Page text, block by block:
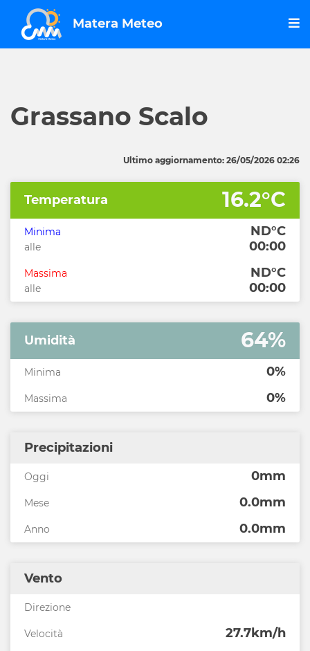
Matera Meteo
Grassano Scalo
Ultimo aggiornamento: 26/05/2026 02:26
Temperatura 16.2°C
Minima ND°C
alle 00:00
Massima ND°C
alle 00:00
Umidità 64%
Minima 0%
Massima 0%
Precipitazioni
Oggi 0mm
Mese 0.0mm
Anno 0.0mm
Vento
Direzione
Velocità 27.7km/h